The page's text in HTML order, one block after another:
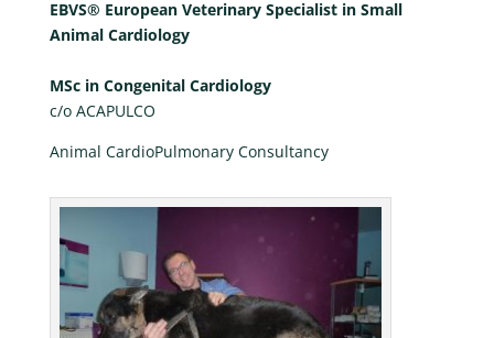
EBVS® European Veterinary Specialist in Small
Animal Cardiology
MSc in Congenital Cardiology
c/o ACAPULCO
Animal CardioPulmonary Consultancy